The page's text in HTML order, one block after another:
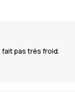
fait pas très froid.